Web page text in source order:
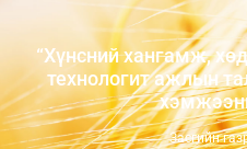
“Хүнсний хангамж,
технологит ажлын
Засгийн